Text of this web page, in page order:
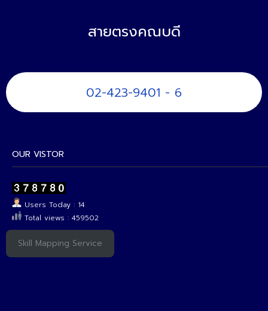
สายตรงคณบดี
02-423-9401 - 6
OUR VISTOR
Users Today : 14
Total views : 459502
Skill Mapping Service